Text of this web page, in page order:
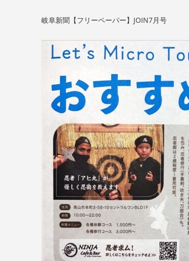
岐阜新聞【フリーペーパー】JOIN7月号